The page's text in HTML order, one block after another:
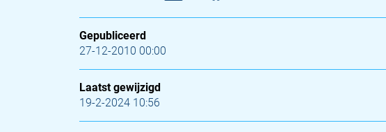
Gepubliceerd
27-12-2010 00:00
Laatst gewijzigd
19-2-2024 10:56